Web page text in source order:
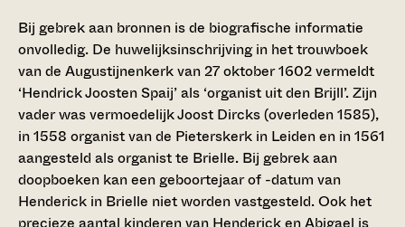
Bij gebrek aan bronnen is de biografische informatie
onvolledig. De huwelijksinschrijving in het trouwboek
van de Augustijnenkerk van 27 oktober 1602 vermeldt
‘Hendrick Joosten Spaij’ als ‘organist uit den Brijll’. Zijn
vader was vermoedelijk Joost Dircks (overleden 1585),
in 1558 organist van de Pieterskerk in Leiden en in 1561
aangesteld als organist te Brielle. Bij gebrek aan
doopboeken kan een geboortejaar of -datum van
Henderick in Brielle niet worden vastgesteld. Ook het